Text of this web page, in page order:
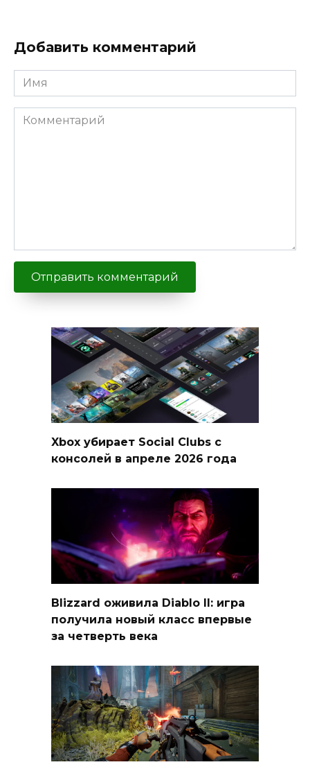
Добавить комментарий
Имя
Комментарий
Xbox убирает Social Clubs с
консолей в апреле 2026 года
Blizzard оживила Diablo II: игра
получила новый класс впервые
за четверть века